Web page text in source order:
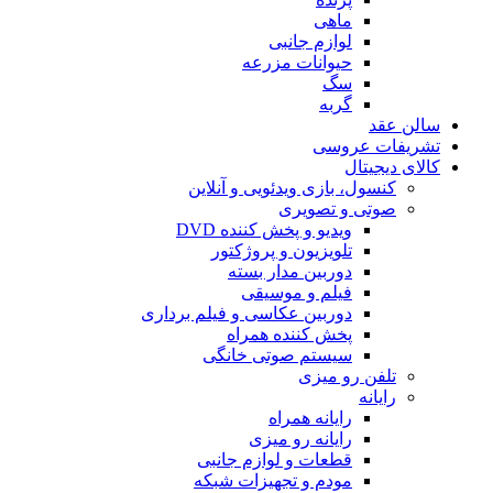
لوازم جانبی
حیوانات مزرعه
عقد
عروسی
دیجیتال
کنسول، بازی‌ ویدئویی و آنلاین
صوتی و تصویری
ویدیو و پخش کننده DVD
تلویزیون و پروژکتور
دوربین مدار بسته
فیلم و موسیقی
دوربین عکاسی و فیلم برداری
پخش کننده همراه
سیستم صوتی خانگی
تلفن رو میزی
رایانه همراه
رایانه رو میزی
قطعات و لوازم جانبی
مودم و تجهیزات شبکه